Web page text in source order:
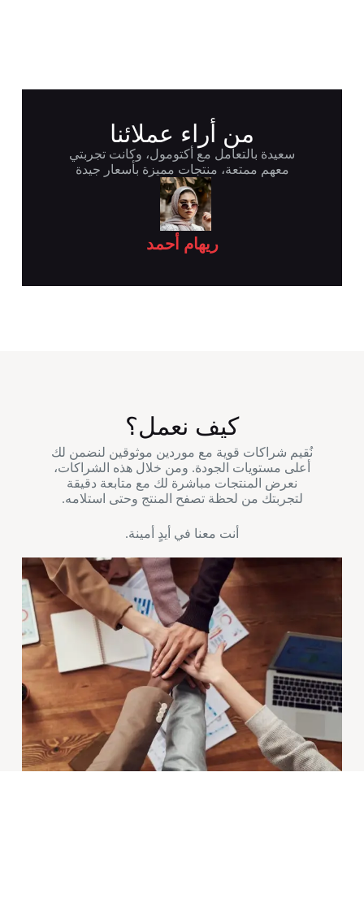
من أراء عملائنا
سعيدة بالتعامل مع أكتومول، وكانت تجربتي
معهم ممتعة، منتجات مميزة بأسعار جيدة
ريهام أحمد
كيف نعمل؟
نُقيم شراكات قوية مع موردين موثوقين لنضمن لك
أعلى مستويات الجودة. ومن خلال هذه الشراكات،
نعرض المنتجات مباشرة لك مع متابعة دقيقة
لتجربتك من لحظة تصفح المنتج وحتى استلامه.
أنت معنا في أيدٍ أمينة.